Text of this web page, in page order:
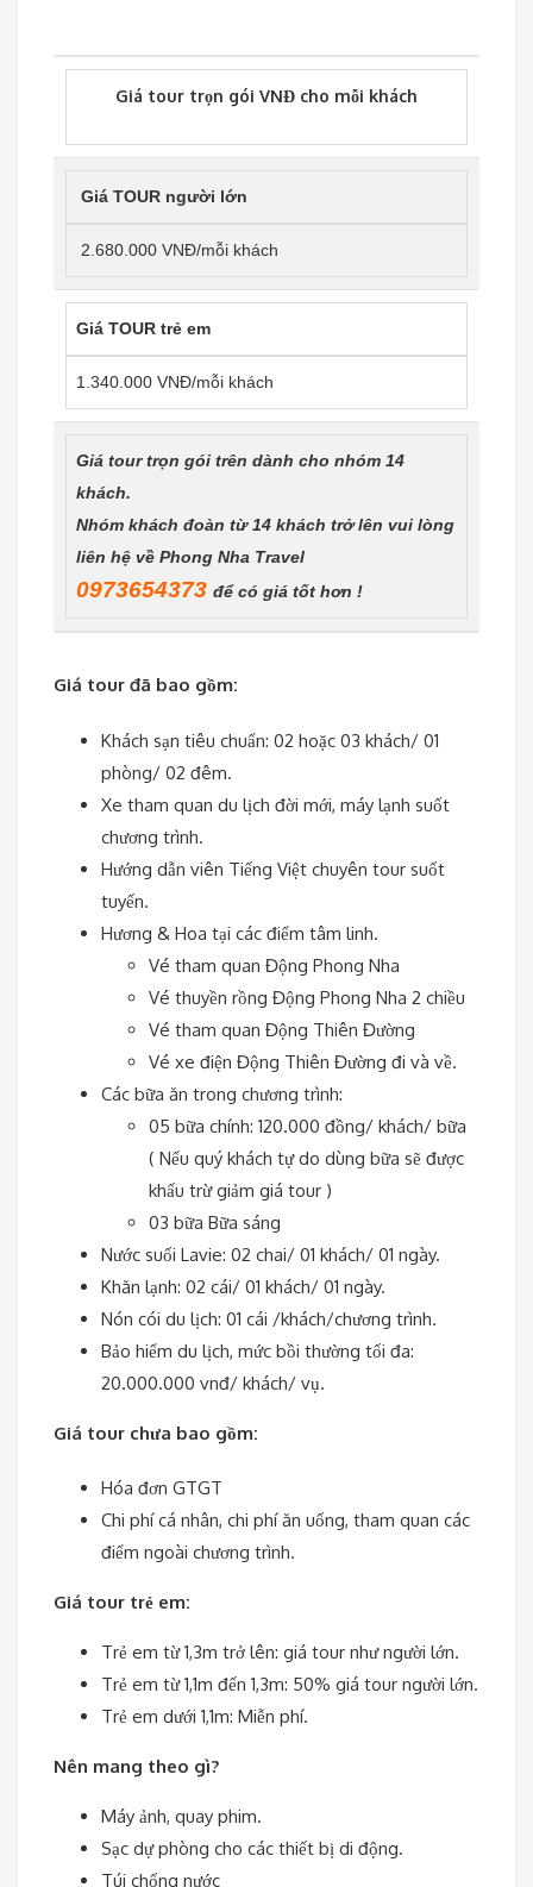
Giá tour trọn gói VNĐ cho mỗi khách
Giá TOUR người lớn
2.680.000 VNĐ/mỗi khách
Giá TOUR trẻ em
1.340.000 VNĐ/mỗi khách
Giá tour trọn gói trên dành cho nhóm 14
khách.
Nhóm khách đoàn từ 14 khách trở lên vui lòng
liên hệ về Phong Nha Travel
0973654373 để có giá tốt hơn !
Giá tour đã bao gồm:
Khách sạn tiêu chuẩn: 02 hoặc 03 khách/ 01
phòng/ 02 đêm.
Xe tham quan du lịch đời mới, máy lạnh suốt
chương trình.
Hướng dẫn viên Tiếng Việt chuyên tour suốt
tuyến.
Hương & Hoa tại các điểm tâm linh.
Vé tham quan Động Phong Nha
Vé thuyền rồng Động Phong Nha 2 chiều
Vé tham quan Động Thiên Đường
Vé xe điện Động Thiên Đường đi và về.
Các bữa ăn trong chương trình:
05 bữa chính: 120.000 đồng/ khách/ bữa
( Nếu quý khách tự do dùng bữa sẽ được
khấu trừ giảm giá tour )
03 bữa Bữa sáng
Nước suối Lavie: 02 chai/ 01 khách/ 01 ngày.
Khăn lạnh: 02 cái/ 01 khách/ 01 ngày.
Nón cói du lịch: 01 cái /khách/chương trình.
Bảo hiểm du lịch, mức bồi thường tối đa:
20.000.000 vnđ/ khách/ vụ.
Giá tour chưa bao gồm:
Hóa đơn GTGT
Chi phí cá nhân, chi phí ăn uống, tham quan các
điểm ngoài chương trình.
Giá tour trẻ em:
Trẻ em từ 1,3m trở lên: giá tour như người lớn.
Trẻ em từ 1,1m đến 1,3m: 50% giá tour người lớn.
Trẻ em dưới 1,1m: Miễn phí.
Nên mang theo gì?
Máy ảnh, quay phim.
Sạc dự phòng cho các thiết bị di động.
Túi chống nước